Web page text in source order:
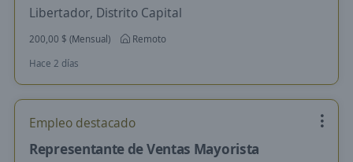
Libertador, Distrito Capital
200,00 $ (Mensual)
Remoto
Hace 2 días
Empleo destacado
Representante de Ventas Mayorista